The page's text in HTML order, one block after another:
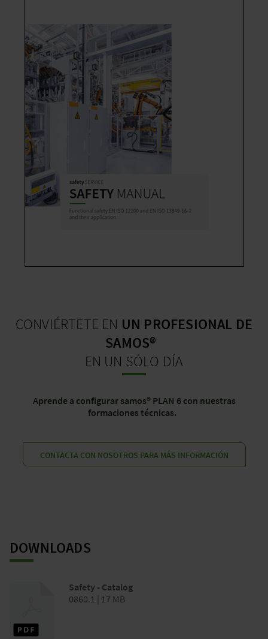
CONVIÉRTETE EN UN PROFESIONAL DE
SAMOS®
EN UN SÓLO DÍA
Aprende a configurar samos® PLAN 6 con nuestras
formaciones técnicas.
​CONTACTA CON NOSOTROS PARA MÁS INFORMACIÓN
DOWNLOADS
Safety - Catalog
0860.1 | 17 MB